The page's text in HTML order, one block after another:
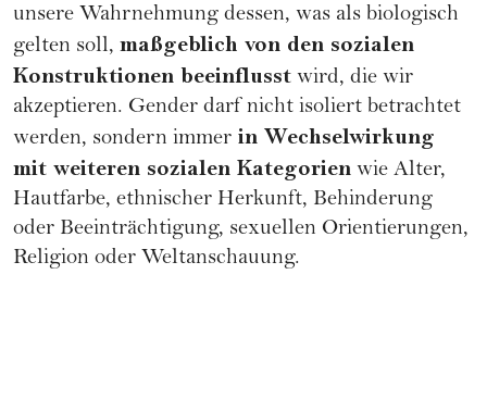
unsere Wahrnehmung dessen, was als biologisch
gelten soll, maßgeblich von den sozialen
Konstruktionen beeinflusst wird, die wir
akzeptieren. Gender darf nicht isoliert betrachtet
werden, sondern immer in Wechselwirkung
mit weiteren sozialen Kategorien wie Alter,
Hautfarbe, ethnischer Herkunft, Behinderung
oder Beeinträchtigung, sexuellen Orientierungen,
Religion oder Weltanschauung.